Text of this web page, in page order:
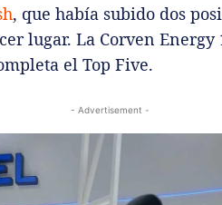
, que había subido dos
lugar. La Corven
el Top Five.
- Advertisement -